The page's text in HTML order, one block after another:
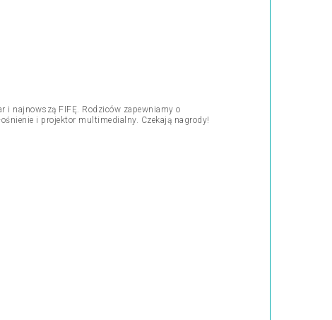
i najnowszą FIFĘ. Rodziców zapewniamy o
i projektor multimedialny. Czekają nagrody!